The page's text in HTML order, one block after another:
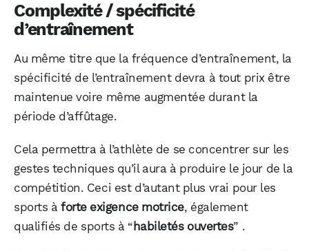
Complexité / spécificité
d’entraînement
Au même titre que la fréquence d’entraînement, la
spécificité de l’entraînement devra à tout prix être
maintenue voire même augmentée durant la
période d’affûtage.
Cela permettra à l’athlète de se concentrer sur les
gestes techniques qu’il aura à produire le jour de la
compétition. Ceci est d’autant plus vrai pour les
sports àforte exigence motrice, également
qualifiés de sports à “ habiletés ouvertes” .